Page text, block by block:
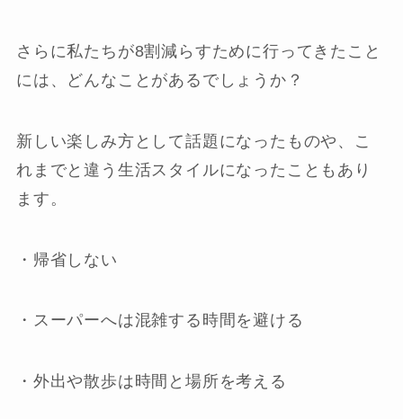
さらに私たちが8割減らすために行ってきたこと
には、どんなことがあるでしょうか？
新しい楽しみ方として話題になったものや、こ
れまでと違う生活スタイルになったこともあり
ます。
・帰省しない
・スーパーへは混雑する時間を避ける
・外出や散歩は時間と場所を考える